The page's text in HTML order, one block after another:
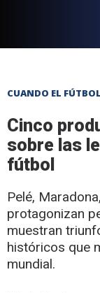
CUANDO EL
Cinco
sobre las
fútbol
Pelé,
protagonizan
muestran
históricos que
mundial.